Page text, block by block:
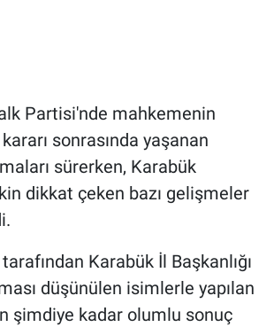
Partisi'nde mahkemenin
sonrasında yaşanan
sürerken, Karabük
dikkat çeken bazı gelişmeler
Karabük İl Başkanlığı
düşünülen isimlerle yapılan
şimdiye kadar olumlu sonuç